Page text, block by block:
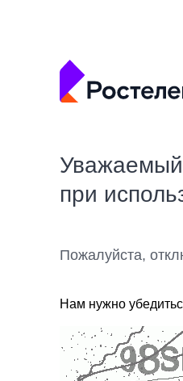
Уважаемый
при
Пожалуйста,
Нам нужно